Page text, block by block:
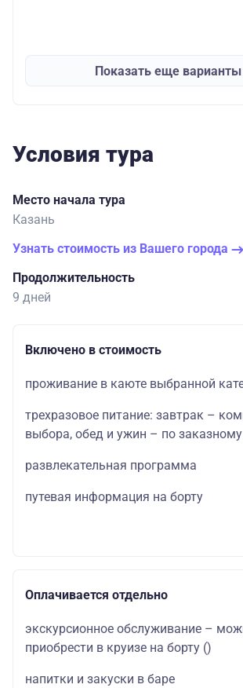
Показать еще варианты
Условия тура
Место начала тура
Казань
Узнать стоимость из Вашего города
Продолжительность
9 дней
Включено в стоимость
проживание в каюте выбранной
трехразовое питание: завтрак –
выбора, обед и ужин – по
развлекательная программа
путевая информация на борту
Оплачивается отдельно
экскурсионное обслуживание –
приобрести в круизе на борту ()
напитки и закуски в баре